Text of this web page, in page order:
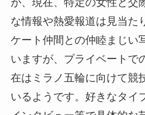
が、現在、特定の女性と交
な情報や熱愛報道は見当た
ケート仲間との仲睦まじい
いますが、プライベートで
在はミラノ五輪に向けて競
いるようです。好きなタイ